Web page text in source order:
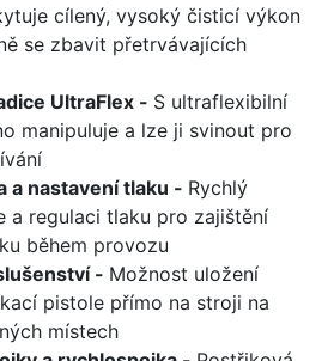
cílený, vysoký čisticí výkon
se zbavit přetrvávajících
UltraFlex - S ultraflexibilní
manipuluje a lze ji svinout pro
a nastavení tlaku - Rychlý
a regulaci tlaku pro zajištění
během provozu
- Možnost uložení
pistole přímo na stroji na
místech